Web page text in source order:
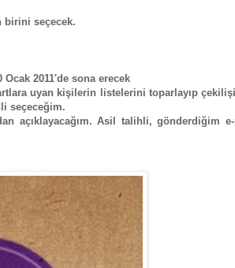
birini seçecek.
Ocak 2011'de sona erecek
uyan kişilerin listelerini toparlayıp
seçeceğim.
açıklayacağım. Asil talihli, gönderdiğim